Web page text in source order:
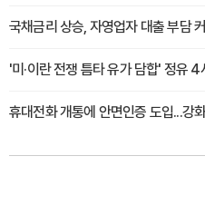
국채금리 상승, 자영업자 대출 부담
'미·이란 전쟁 틈타 유가 담합' 정유
휴대전화 개통에 안면인증 도입...강